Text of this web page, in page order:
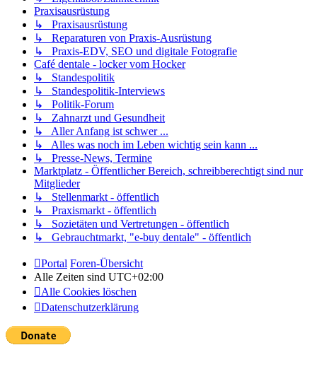
Praxisausrüstung
↳ Praxisausrüstung
↳ Reparaturen von Praxis-Ausrüstung
↳ Praxis-EDV, SEO und digitale Fotografie
Café dentale - locker vom Hocker
↳ Standespolitik
↳ Standespolitik-Interviews
↳ Politik-Forum
↳ Zahnarzt und Gesundheit
↳ Aller Anfang ist schwer ...
↳ Alles was noch im Leben wichtig sein kann ...
↳ Presse-News, Termine
Marktplatz - Öffentlicher Bereich, schreibberechtigt sind nur
Mitglieder
↳ Stellenmarkt - öffentlich
↳ Praxismarkt - öffentlich
↳ Sozietäten und Vertretungen - öffentlich
↳ Gebrauchtmarkt, "e-buy dentale" - öffentlich
Portal Foren-Übersicht
Alle Zeiten sind UTC+02:00
Alle Cookies löschen
Datenschutzerklärung